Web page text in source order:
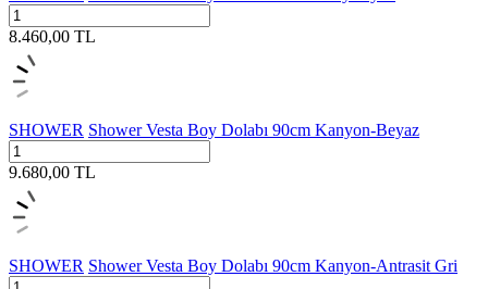
8.460,00 TL
SHOWER Shower Vesta Boy Dolabı 90cm Kanyon-Beyaz
9.680,00 TL
SHOWER Shower Vesta Boy Dolabı 90cm Kanyon-Antrasit Gri